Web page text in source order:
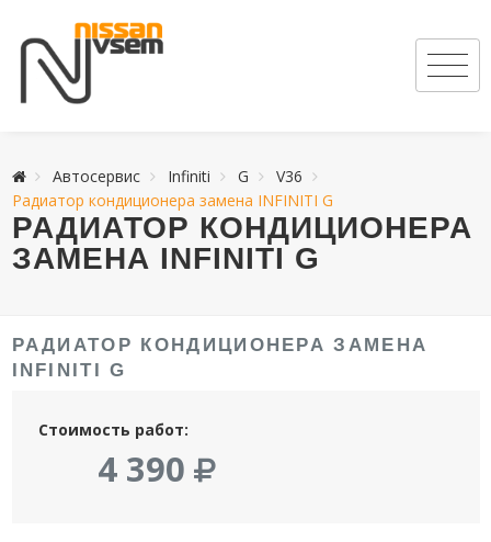
Автосервис Infiniti G
V36
Радиатор кондиционера замена INFINITI G
РАДИАТОР КОНДИЦИОНЕРА
ЗАМЕНА INFINITI G
РАДИАТОР КОНДИЦИОНЕРА ЗАМЕНА
INFINITI G
Стоимость работ:
4 390